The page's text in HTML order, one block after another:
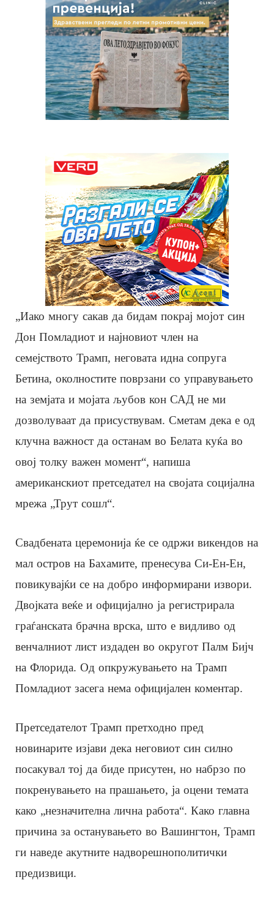
„Иако многу сакав да бидам покрај мојот син
Дон Помладиот и најновиот член на
семејството Трамп, неговата идна сопруга
Бетина, околностите поврзани со управувањето
на земјата и мојата љубов кон САД не ми
дозволуваат да присуствувам. Сметам дека е од
клучна важност да останам во Белата куќа во
овој толку важен момент“, напиша
американскиот претседател на својата социјална
мрежа „Трут сошл“.
Свадбената церемонија ќе се одржи викендов на
мал остров на Бахамите, пренесува Си-Ен-Ен,
повикувајќи се на добро информирани извори.
Двојката веќе и официјално ја регистрирала
граѓанската брачна врска, што е видливо од
венчалниот лист издаден во округот Палм Бијч
на Флорида. Од опкружувањето на Трамп
Помладиот засега нема официјален коментар.
Претседателот Трамп претходно пред
новинарите изјави дека неговиот син силно
посакувал тој да биде присутен, но набрзо по
покренувањето на прашањето, ја оцени темата
како „незначителна лична работа“. Како главна
причина за останувањето во Вашингтон, Трамп
ги наведе акутните надворешнополитички
предизвици.